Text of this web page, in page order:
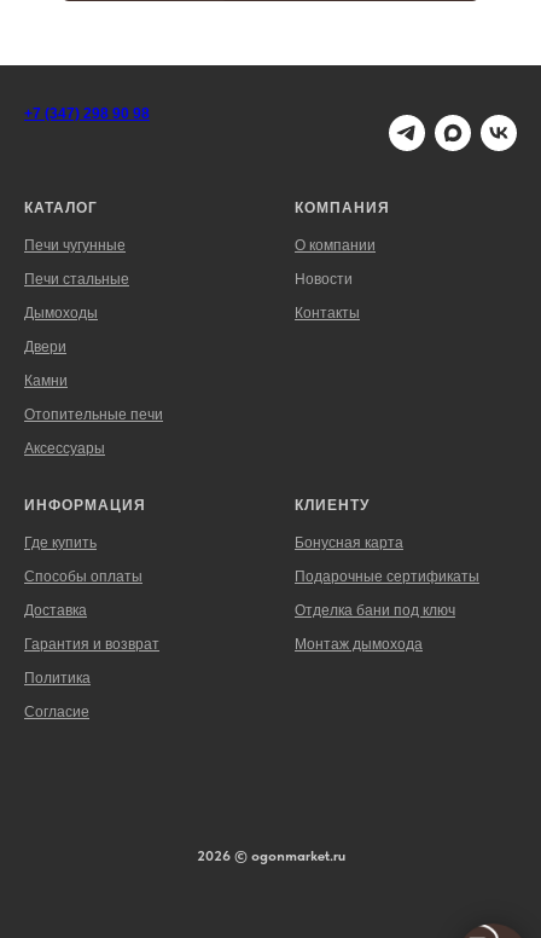
+7 (347) 298 90 98
КАТАЛОГ
Печи чугунные
Печи стальные
Дымоходы
Двери
Камни
Отопительные печи
Аксессуары
КОМПАНИЯ
О компании
Новости
Контакты
ИНФОРМАЦИЯ
Где купить
Способы оплаты
Доставка
Гарантия и возврат
Политика
Согласие
КЛИЕНТУ
Бонусная карта
Подарочные сертификаты
Отделка бани под ключ
Монтаж дымохода
2026 © ogonmarket.ru